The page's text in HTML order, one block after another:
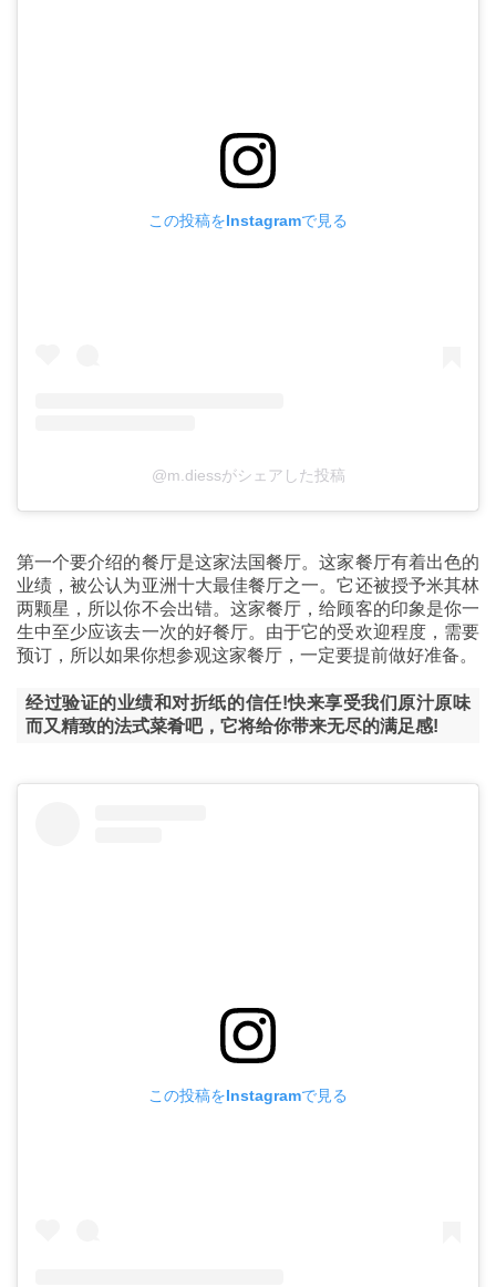
この投稿をInstagramで見る
@m.diessがシェアした投稿
第一个要介绍的餐厅是这家法国餐厅。这家餐厅有着出色的
业绩，被公认为亚洲十大最佳餐厅之一。它还被授予米其林
两颗星，所以你不会出错。这家餐厅，给顾客的印象是你一
生中至少应该去一次的好餐厅。由于它的受欢迎程度，需要
预订，所以如果你想参观这家餐厅，一定要提前做好准备。
经过验证的业绩和对折纸的信任!快来享受我们原汁原味
而又精致的法式菜肴吧，它将给你带来无尽的满足感!
この投稿をInstagramで見る